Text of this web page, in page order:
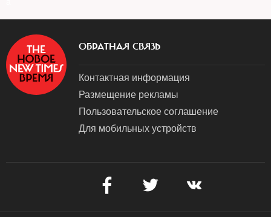
ОБРАТНАЯ СВЯЗЬ
Контактная информация
Размещение рекламы
Пользовательское соглашение
Для мобильных устройств